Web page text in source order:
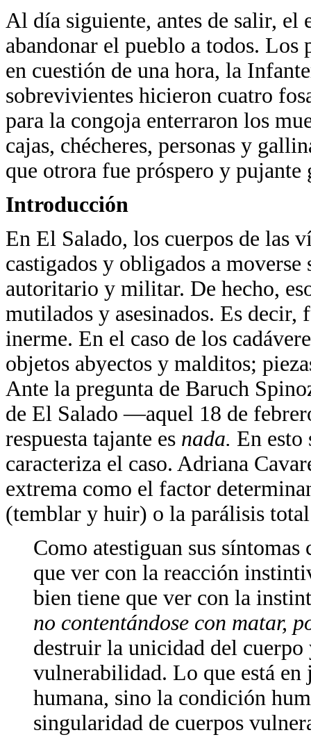
Al día siguiente, antes de salir, el
abandonar el pueblo a todos.
en cuestión de una hora, la
sobrevivientes hicieron cuatro
para la congoja enterraron los
cajas, chécheres, personas y
que otrora fue próspero y
Introducción
En El Salado, los cuerpos de las
castigados y obligados a
autoritario y militar. De hecho,
mutilados y asesinados. Es decir,
inerme. En el caso de los
objetos abyectos y malditos;
Ante la pregunta de Baruch
de El Salado —aquel 18 de
respuesta tajante es nada. En esto
caracteriza el caso. Adriana
extrema como el factor
(temblar y huir) o la parálisis
Como atestiguan sus
que ver con la reacción
bien tiene que ver con la
no contentándose con matar,
destruir la unicidad del cuerpo
vulnerabilidad. Lo que está
humana, sino la condición
singularidad de cuerpos